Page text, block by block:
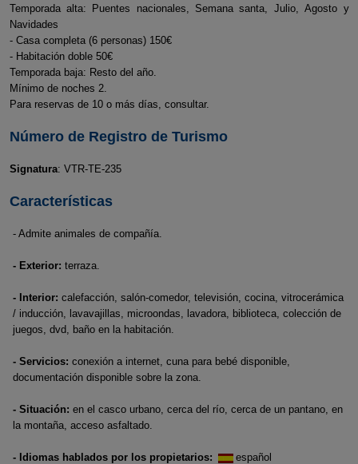
Temporada alta: Puentes nacionales, Semana santa, Julio, Agosto y
Navidades
- Casa completa (6 personas) 150€
- Habitación doble 50€
Temporada baja: Resto del año.
Mínimo de noches 2.
Para reservas de 10 o más días, consultar.
Número de Registro de Turismo
Signatura: VTR-TE-235
Características
- Admite animales de compañía.
- Exterior: terraza.
- Interior: calefacción, salón-comedor, televisión, cocina, vitrocerámica
/ inducción, lavavajillas, microondas, lavadora, biblioteca, colección de
juegos, dvd, baño en la habitación.
- Servicios: conexión a internet, cuna para bebé disponible,
documentación disponible sobre la zona.
- Situación: en el casco urbano, cerca del río, cerca de un pantano, en
la montaña, acceso asfaltado.
- Idiomas hablados por los propietarios: español